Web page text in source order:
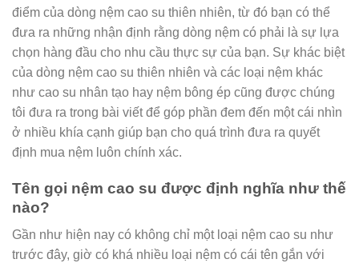
điểm của dòng nệm cao su thiên nhiên, từ đó bạn có thể
đưa ra những nhận định rằng dòng nệm có phải là sự lựa
chọn hàng đầu cho nhu cầu thực sự của bạn. Sự khác biệt
của dòng nệm cao su thiên nhiên và các loại nệm khác
như cao su nhân tạo hay nệm bông ép cũng được chúng
tôi đưa ra trong bài viết để góp phần đem đến một cái nhìn
ở nhiều khía cạnh giúp bạn cho quá trình đưa ra quyết
định mua nệm luôn chính xác.
Tên gọi nệm cao su được định nghĩa như thế
nào?
Gần như hiện nay có không chỉ một loại nệm cao su như
trước đây, giờ có khá nhiều loại nệm có cái tên gắn với